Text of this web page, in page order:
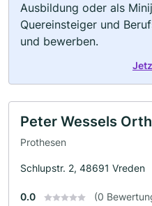
Ausbildung oder als
Quereinsteiger und
und bewerben.
Peter Wessels
Prothesen
Schlupstr. 2, 48691 Vreden
0.0 (0